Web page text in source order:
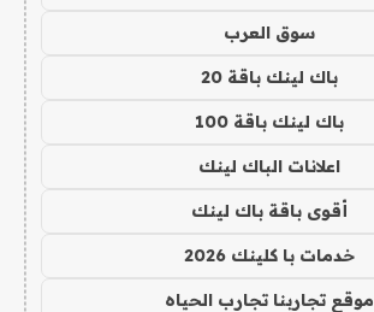
سوق العرب
باك لينك باقة 20
باك لينك باقة 100
اعلانات الباك لينك
أقوى باقة باك لينك
خدمات با كلينك 2026
موقع تجاربنا تجارب الحياه